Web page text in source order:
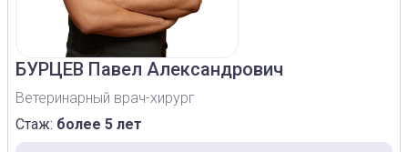
БУРЦЕВ Павел Александрович
Ветеринарный врач-хирург
Стаж: более 5 лет